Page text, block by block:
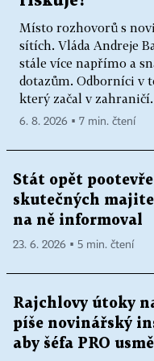
Místo rozhovorů s
sítích. Vláda Andreje
stále více napřímo a
dotazům. Odborníci v
který začal v zahraničí.
6. 8. 2026 ▪ 7 min. čtení
Stát opět
skutečných
na ně informoval
23. 6. 2026 ▪ 5 min. čtení
Rajchlovy útoky
píše novinářský
aby šéfa PRO